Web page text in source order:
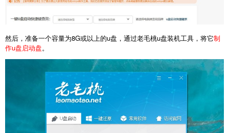
然后，准备一个容量为8G或以上的u盘，通过老毛桃u盘装机工具，将它制
作u盘启动盘。